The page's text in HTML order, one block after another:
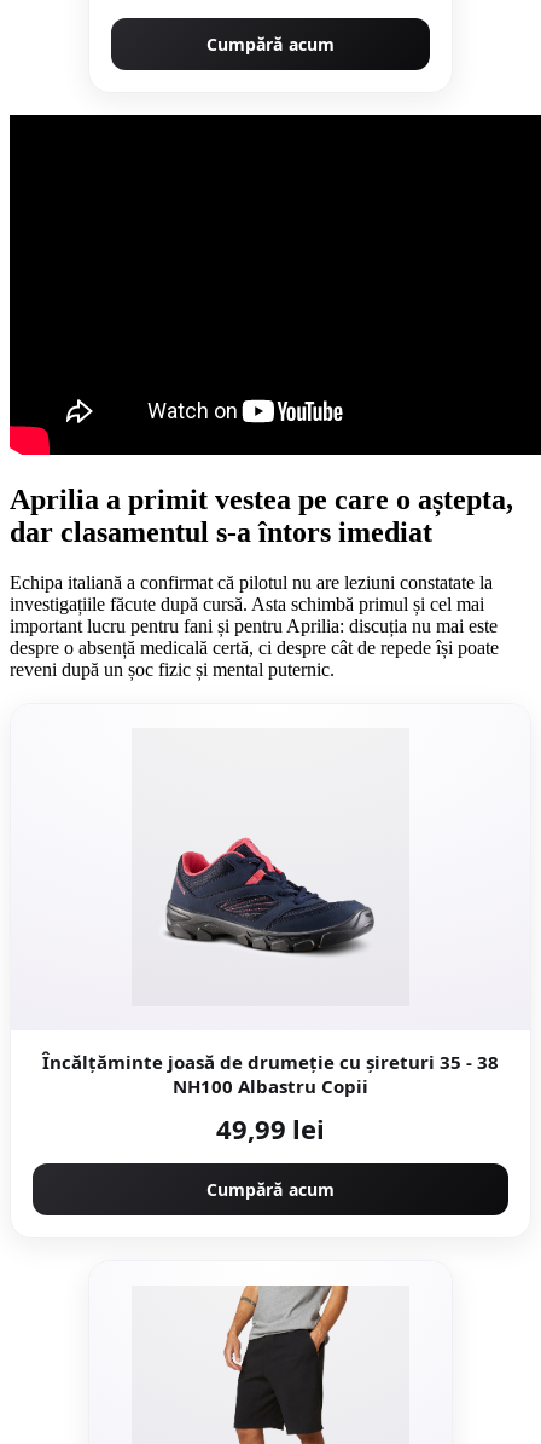
Cumpără acum
Aprilia a primit vestea pe care o aștepta,
dar clasamentul s-a întors imediat
Echipa italiană a confirmat că pilotul nu are leziuni constatate la
investigațiile făcute după cursă. Asta schimbă primul și cel mai
important lucru pentru fani și pentru Aprilia: discuția nu mai este
despre o absență medicală certă, ci despre cât de repede își poate
reveni după un șoc fizic și mental puternic.
Încălțăminte joasă de drumeție cu șireturi 35 - 38
NH100 Albastru Copii
49,99 lei
Cumpără acum